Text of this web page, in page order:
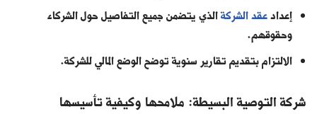
إعدادعقد الشركةالذي يتضمن جميع التفاصيل حول الشركاء
وحقوقهم.
الالتزام بتقديم تقارير سنوية توضح الوضع المالي للشركة.
شركة التوصية البسيطة: ملامحها وكيفية تأسيسها